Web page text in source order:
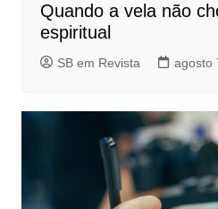
Quando a vela não
espiritual
SB em Revista agosto